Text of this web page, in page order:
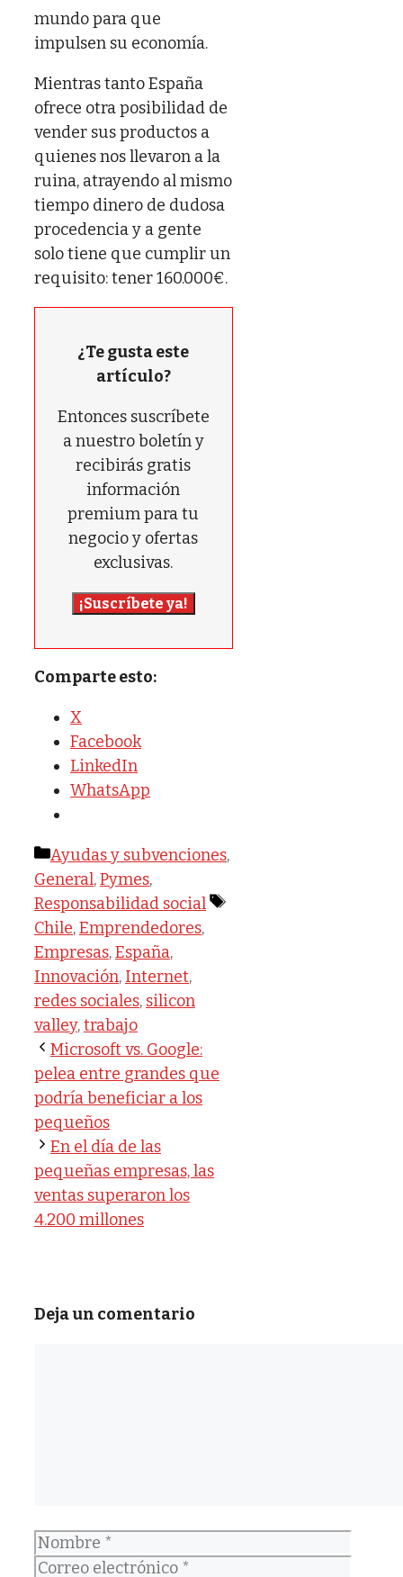
mundo para que
impulsen su economía.
Mientras tanto España
ofrece otra posibilidad de
vender sus productos a
quienes nos llevaron a la
ruina, atrayendo al mismo
tiempo dinero de dudosa
procedencia y a gente
solo tiene que cumplir un
requisito: tener 160.000€.
¿Te gusta este
artículo?
Entonces suscríbete
a nuestro boletín y
recibirás gratis
información
premium para tu
negocio y ofertas
exclusivas.
¡Suscríbete ya!
Comparte esto:
X
Facebook
LinkedIn
WhatsApp
Categorías
Ayudas y subvenciones,
General,Pymes,
Responsabilidad social
Etiquetas
Chile,Emprendedores,
Empresas,España,
Innovación, Internet,
redes sociales, silicon
valley,trabajo
Microsoft vs. Google:
pelea entre grandes que
podría beneficiar a los
pequeños
En el día de las
pequeñas empresas, las
ventas superaron los
4.200 millones
Deja un comentario
Nombre
Correo